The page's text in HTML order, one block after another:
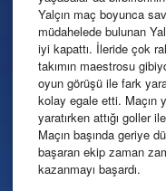
Yalçın maç boyunca
müdahelede bulunan
iyi kapattı. İleride çok
takımın maestrosu
oyun görüşü ile fark
kolay egale etti. Maçın
yaratırken attığı goller
Maçın başında geriye
başaran ekip zaman
kazanmayı başardı.